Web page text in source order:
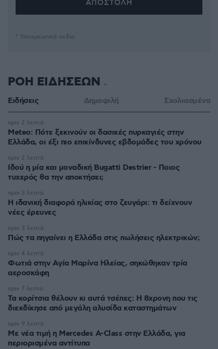
* Υποχρεωτικά πεδία
ΡΟΗ ΕΙΔΗΣΕΩΝ
Ειδήσεις Δημοφιλή Σχολιασμένα
Meteo: Πότε ξεκινούν οι δασικές πυρκαγιές στην
Ελλάδα, οι έξι πιο επικίνδυνες εβδομάδες του χρόνου
πριν 2 λεπτά
Ιδού η μία και μοναδική Bugatti Destrier - Ποιος
τυχερός θα την αποκτήσει;
πριν 2 λεπτά
Η ιδανική διαφορά ηλικίας στο ζευγάρι: τι δείχνουν
νέες έρευνες
πριν 3 λεπτά
Πώς τα πηγαίνει η Ελλάδα στις πωλήσεις ηλεκτρικών;
πριν 3 λεπτά
Φωτιά στην Aγία Μαρίνα Ηλείας, σηκώθηκαν τρία
αεροσκάφη
πριν 4 λεπτά
Τα κορίτσια θέλουν κι αυτά τσέπες: Η 8χρονη που τις
διεκδίκησε από μεγάλη αλυσίδα καταστημάτων
πριν 7 λεπτά
Με νέα τιμή η Mercedes A-Class στην Ελλάδα, για
περιορισμένα αντίτυπα
πριν 9 λεπτά